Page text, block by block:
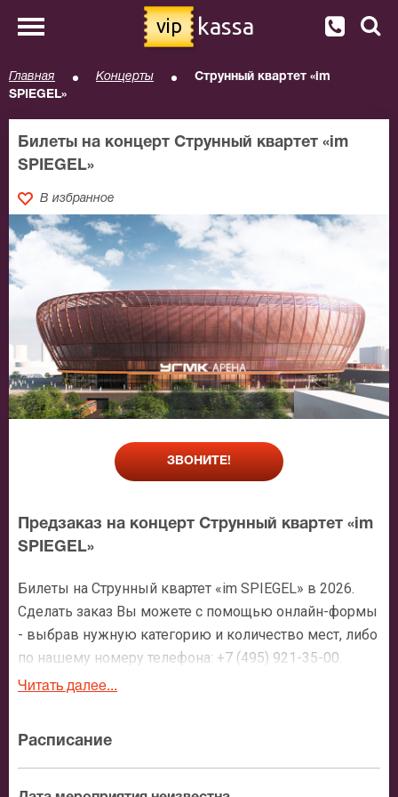
vip kassa
Главная Концерты
Струнный квартет «im
SPIEGEL»
Билеты на концерт Струнный квартет «im
SPIEGEL»
В избранное
ЗВОНИТЕ!
Предзаказ на концерт Струнный квартет «im
SPIEGEL»
Билеты на Струнный квартет «im SPIEGEL» в 2026.
Сделать заказ Вы можете с помощью онлайн-формы
- выбрав нужную категорию и количество мест, либо
по нашему номеру телефона: +7 (495) 921-35-00.
После оформления заявки с Вами свяжется
зрительном зале, о том как заказать билет и утвердит
адрес доставки.
Читать далее...
Расписание